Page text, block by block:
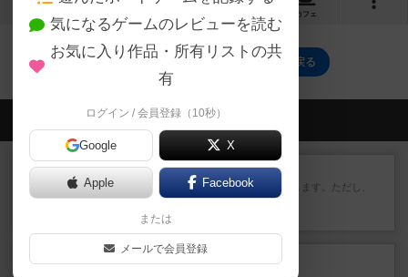
カフェ
神さま日本酒でございますのトップに戻る
会員の新しい投稿
レビュー ふたつの街の物語
タイルを4×4で並べて街づくりします。ただし、
街は各プレイヤーの間にあ...
約1時間前
ルール/インスト
気になるゲームのレビューを読む
お気に入り作品・所有リストの共
有
ログイン / 会員登録（10秒）
Google X
Apple Facebook
または
メールで会員登録